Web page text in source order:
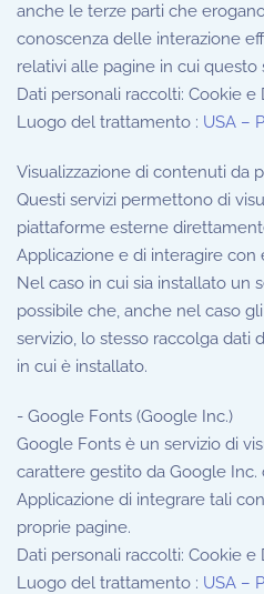
anche le terze parti che
conoscenza delle interazione
relativi alle pagine in cui questo
Dati personali raccolti: Cookie e
Luogo del trattamento : USA –
Visualizzazione di contenuti da
Questi servizi permettono di
piattaforme esterne
Applicazione e di interagire con
Nel caso in cui sia installato un
possibile che, anche nel caso
servizio, lo stesso raccolga dati
in cui è installato.
- Google Fonts (Google Inc.)
Google Fonts è un servizio di
carattere gestito da Google
Applicazione di integrare tali
proprie pagine.
Dati personali raccolti: Cookie e
Luogo del trattamento : USA –